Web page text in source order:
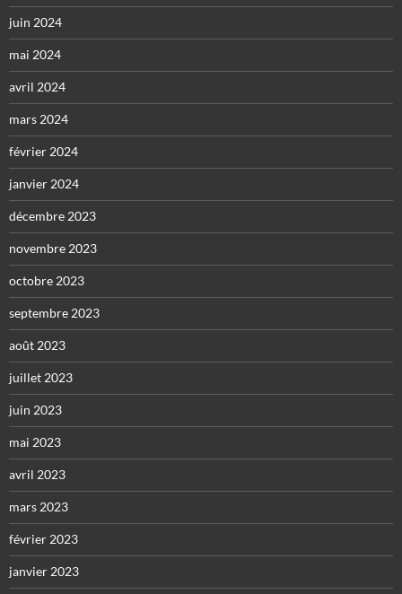
juin 2024
mai 2024
avril 2024
mars 2024
février 2024
janvier 2024
décembre 2023
novembre 2023
octobre 2023
septembre 2023
août 2023
juillet 2023
juin 2023
mai 2023
avril 2023
mars 2023
février 2023
janvier 2023